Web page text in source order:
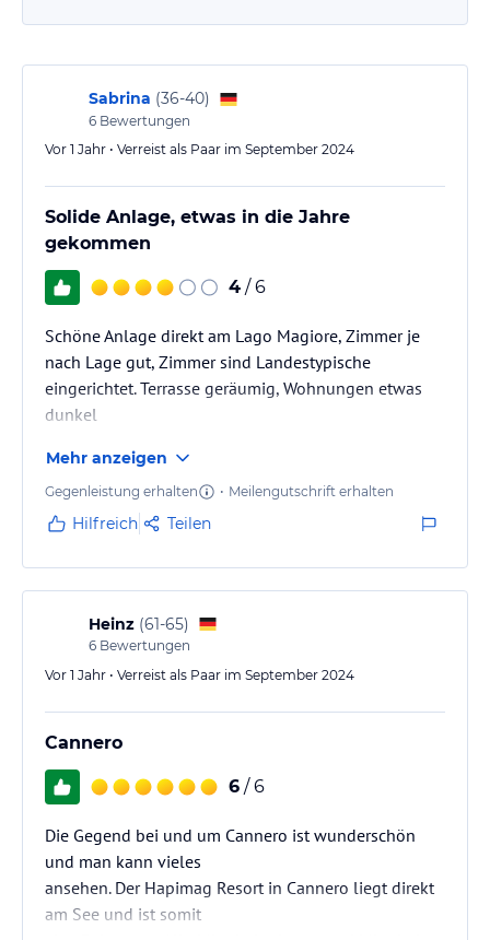
Sabrina (36-40)
6 Bewertungen
Vor 1 Jahr • Verreist als Paar im September 2024
Solide Anlage, etwas in die Jahre
gekommen
4 / 6
Schöne Anlage direkt am Lago Magiore, Zimmer je
nach Lage gut, Zimmer sind Landestypische
eingerichtet. Terrasse geräumig, Wohnungen etwas
dunkel
Mehr anzeigen
Gegenleistung erhalten • Meilengutschrift erhalten
Hilfreich Teilen
Heinz (61-65)
6 Bewertungen
Vor 1 Jahr • Verreist als Paar im September 2024
Cannero
6 / 6
Die Gegend bei und um Cannero ist wunderschön
und man kann vieles
ansehen. Der Hapimag Resort in Cannero liegt direkt
am See und ist somit